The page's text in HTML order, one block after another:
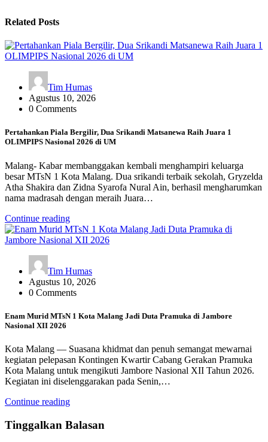
Related Posts
Tim Humas
Agustus 10, 2026
0 Comments
Pertahankan Piala Bergilir, Dua Srikandi Matsanewa Raih Juara 1
OLIMPIPS Nasional 2026 di UM
Malang- Kabar membanggakan kembali menghampiri keluarga
besar MTsN 1 Kota Malang. Dua srikandi terbaik sekolah, Gryzelda
Atha Shakira dan Zidna Syarofa Nural Ain, berhasil mengharumkan
nama madrasah dengan meraih Juara…
Continue reading
Tim Humas
Agustus 10, 2026
0 Comments
Enam Murid MTsN 1 Kota Malang Jadi Duta Pramuka di Jambore
Nasional XII 2026
Kota Malang — Suasana khidmat dan penuh semangat mewarnai
kegiatan pelepasan Kontingen Kwartir Cabang Gerakan Pramuka
Kota Malang untuk mengikuti Jambore Nasional XII Tahun 2026.
Kegiatan ini diselenggarakan pada Senin,…
Continue reading
Tinggalkan Balasan